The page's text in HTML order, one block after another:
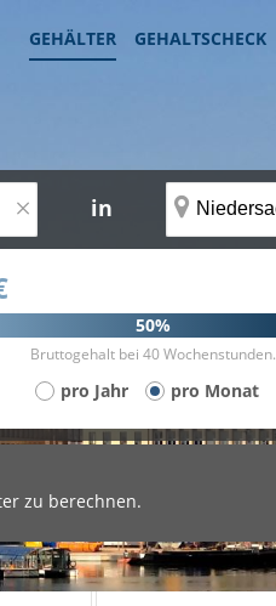
GEHÄLTER GEHALTSCHECK
× in
50%
Bruttogehalt bei 40 Wochenstunden.
pro Jahr pro Monat
zu berechnen.